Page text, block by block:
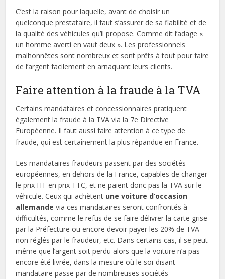
C’est la raison pour laquelle, avant de choisir un
quelconque prestataire, il faut s’assurer de sa fiabilité et de
la qualité des véhicules qu’il propose. Comme dit l’adage «
un homme averti en vaut deux ». Les professionnels
malhonnêtes sont nombreux et sont prêts à tout pour faire
de l’argent facilement en arnaquant leurs clients.
Faire attention à la fraude à la TVA
Certains mandataires et concessionnaires pratiquent
également la fraude à la TVA via la 7e Directive
Européenne. Il faut aussi faire attention à ce type de
fraude, qui est certainement la plus répandue en France.
Les mandataires fraudeurs passent par des sociétés
européennes, en dehors de la France, capables de changer
le prix HT en prix TTC, et ne paient donc pas la TVA sur le
véhicule. Ceux qui achètent une voiture d’occasion
allemande via ces mandataires seront confrontés à
difficultés, comme le refus de se faire délivrer la carte grise
par la Préfecture ou encore devoir payer les 20% de TVA
non réglés par le fraudeur, etc. Dans certains cas, il se peut
même que l’argent soit perdu alors que la voiture n’a pas
encore été livrée, dans la mesure où le soi-disant
mandataire passe par de nombreuses sociétés